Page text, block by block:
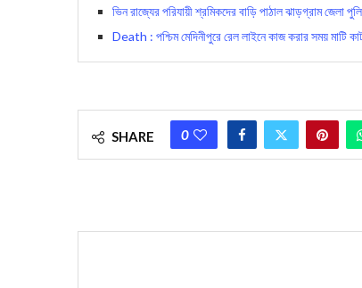
ভিন রাজ্যের পরিযায়ী শ্রমিকদের বাড়ি পাঠাল ঝাড়গ্রাম জেলা
Death : পশ্চিম মেদিনীপুরে রেল লাইনে কাজ করার সময় মাটি
SHARE 0